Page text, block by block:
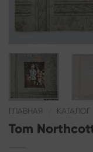
ГЛАВНАЯ КАТАЛОГ
Tom